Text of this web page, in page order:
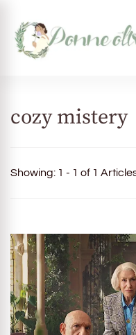
cozy mistery
Showing: 1 - 1 of 1